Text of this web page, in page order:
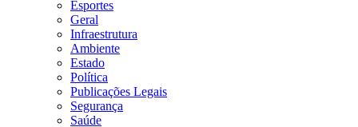
Esportes
Geral
Infraestrutura
Ambiente
Estado
Política
Publicações Legais
Segurança
Saúde